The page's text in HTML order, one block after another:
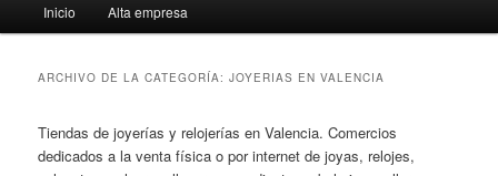
principal
Inicio Alta empresa
ARCHIVO DE LA CATEGORÍA:JOYERIAS EN VALENCIA
Tiendas de joyerías y relojerías en Valencia. Comercios
dedicados a la venta física o por internet de joyas, relojes,